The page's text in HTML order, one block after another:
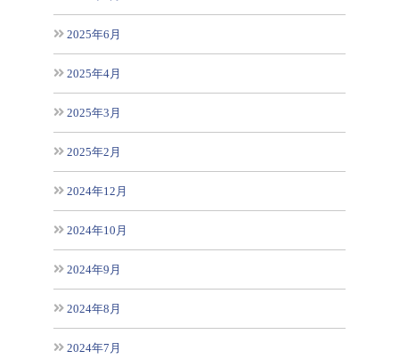
2025年6月
2025年4月
2025年3月
2025年2月
2024年12月
2024年10月
2024年9月
2024年8月
2024年7月